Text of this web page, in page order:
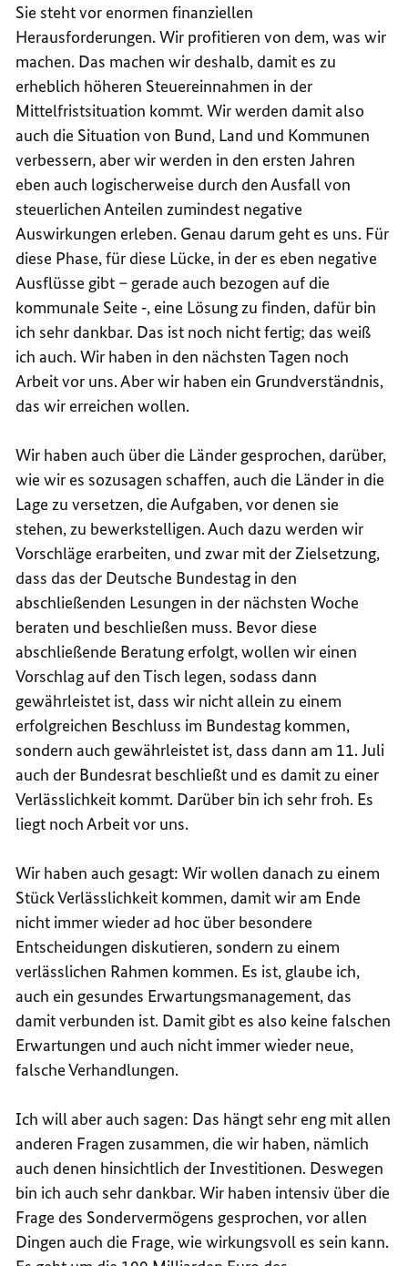
Sie steht vor enormen finanziellen
Herausforderungen. Wir profitieren von dem, was wir
machen. Das machen wir deshalb, damit es zu
erheblich höheren Steuereinnahmen in der
Mittelfristsituation kommt. Wir werden damit also
auch die Situation von Bund, Land und Kommunen
verbessern, aber wir werden in den ersten Jahren
eben auch logischerweise durch den Ausfall von
steuerlichen Anteilen zumindest negative
Auswirkungen erleben. Genau darum geht es uns. Für
diese Phase, für diese Lücke, in der es eben negative
Ausflüsse gibt – gerade auch bezogen auf die
kommunale Seite ‑, eine Lösung zu finden, dafür bin
ich sehr dankbar. Das ist noch nicht fertig; das weiß
ich auch. Wir haben in den nächsten Tagen noch
Arbeit vor uns. Aber wir haben ein Grundverständnis,
das wir erreichen wollen.
Wir haben auch über die Länder gesprochen, darüber,
wie wir es sozusagen schaffen, auch die Länder in die
Lage zu versetzen, die Aufgaben, vor denen sie
stehen, zu bewerkstelligen. Auch dazu werden wir
Vorschläge erarbeiten, und zwar mit der Zielsetzung,
dass das der Deutsche Bundestag in den
abschließenden Lesungen in der nächsten Woche
beraten und beschließen muss. Bevor diese
abschließende Beratung erfolgt, wollen wir einen
Vorschlag auf den Tisch legen, sodass dann
gewährleistet ist, dass wir nicht allein zu einem
erfolgreichen Beschluss im Bundestag kommen,
sondern auch gewährleistet ist, dass dann am 11. Juli
auch der Bundesrat beschließt und es damit zu einer
Verlässlichkeit kommt. Darüber bin ich sehr froh. Es
liegt noch Arbeit vor uns.
Wir haben auch gesagt: Wir wollen danach zu einem
Stück Verlässlichkeit kommen, damit wir am Ende
nicht immer wieder ad hoc über besondere
Entscheidungen diskutieren, sondern zu einem
verlässlichen Rahmen kommen. Es ist, glaube ich,
auch ein gesundes Erwartungsmanagement, das
damit verbunden ist. Damit gibt es also keine falschen
Erwartungen und auch nicht immer wieder neue,
falsche Verhandlungen.
Ich will aber auch sagen: Das hängt sehr eng mit allen
anderen Fragen zusammen, die wir haben, nämlich
auch denen hinsichtlich der Investitionen. Deswegen
bin ich auch sehr dankbar. Wir haben intensiv über die
Frage des Sondervermögens gesprochen, vor allen
Dingen auch die Frage, wie wirkungsvoll es sein kann.